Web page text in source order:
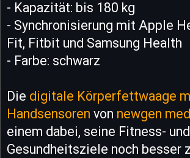
- Kapazität: bis 180 kg
- Synchronisierung mit Apple
Fit, Fitbit und Samsung Health
- Farbe: schwarz
Die digitale Körperfettwaage
Handsensoren von newgen
einem dabei, seine Fitness- und
Gesundheitsziele noch besser